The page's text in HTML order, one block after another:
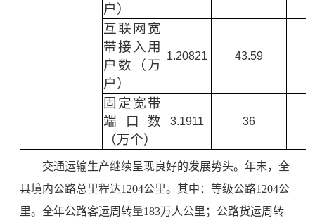
户）
互联网宽
带接入用
户数（万
户）
1.20821 43.59
固定宽带
端口数
（万个）
3.1911 36
交通运输生产继续呈现良好的发展势头。年末，全
县境内公路总里程达1204公里。其中：等级公路1204公
里。全年公路客运周转量183万人公里；公路货运周转